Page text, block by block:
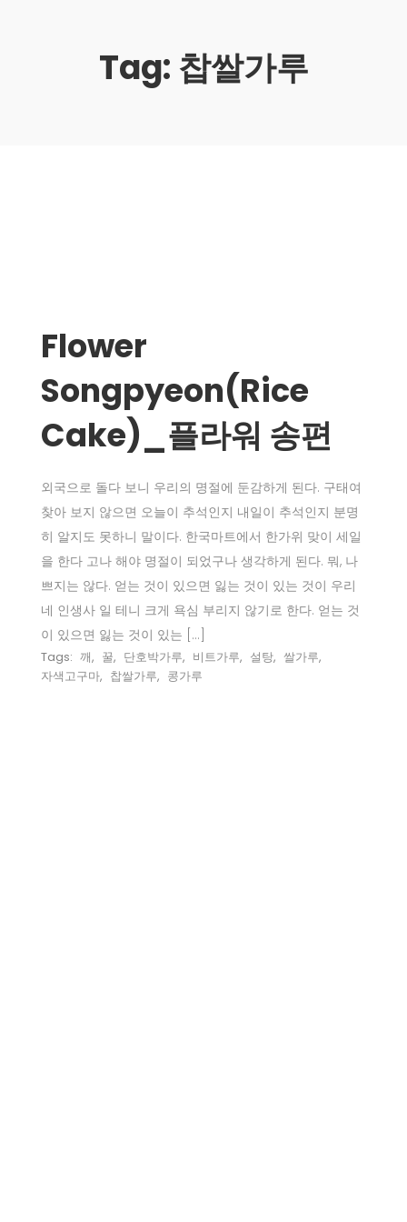
Tag: 찹쌀가루
Flower
Songpyeon(Rice
Cake)_플라워 송편
외국으로 돌다 보니 우리의 명절에 둔감하게 된다. 구태여
찾아 보지 않으면 오늘이 추석인지 내일이 추석인지 분명
히 알지도 못하니 말이다. 한국마트에서 한가위 맞이 세일
을 한다 고나 해야 명절이 되었구나 생각하게 된다. 뭐, 나
쁘지는 않다. 얻는 것이 있으면 잃는 것이 있는 것이 우리
네 인생사 일 테니 크게 욕심 부리지 않기로 한다. 얻는 것
이 있으면 잃는 것이 있는 […]
Tags: 깨, 꿀, 단호박가루, 비트가루, 설탕, 쌀가루,
자색고구마, 찹쌀가루, 콩가루